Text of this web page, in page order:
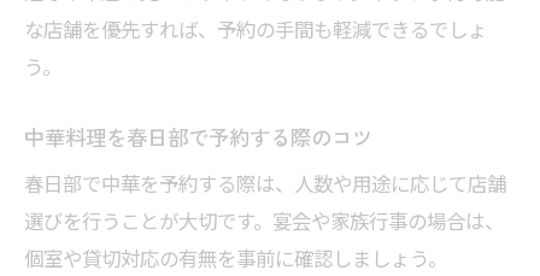
駅近中華を予約する時のチェック項目
希望に合う中華予約のチェックポイント
中華予約時に確認すべき条件一覧表
希望に合わせた中華予約のコツ
な店舗を優先すれば、予約の手間も軽減できるでしょ
う。
中華料理を春日部で予約する際のコツ
春日部で中華を予約する際は、人数や用途に応じて店舗
選びを行うことが大切です。宴会や家族行事の場合は、
個室や貸切対応の有無を事前に確認しましょう。